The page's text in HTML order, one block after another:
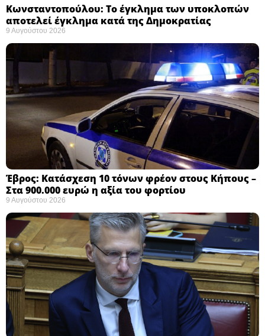
Κωνσταντοπούλου: Το έγκλημα των υποκλοπών
αποτελεί έγκλημα κατά της Δημοκρατίας ​
9 Αυγούστου 2026
Έβρος: Κατάσχεση 10 τόνων φρέον στους Κήπους –
Στα 900.000 ευρώ η αξία του φορτίου ​
9 Αυγούστου 2026